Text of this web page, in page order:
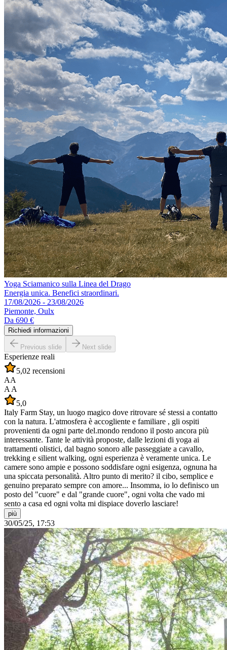
Yoga Sciamanico sulla Linea del Drago
Energia unica. Benefici straordinari.
17/08/2026 - 23/08/2026
Piemonte, Oulx
Da 690 €
Richiedi informazioni
Previous slide Next slide
Esperienze reali
5,02 recensioni
AA
A A
5,0
Italy Farm Stay, un luogo magico dove ritrovare sé stessi a contatto
con la natura. L'atmosfera è accogliente e familiare , gli ospiti
provenienti da ogni parte del.mondo rendono il posto ancora più
interessante. Tante le attività proposte, dalle lezioni di yoga ai
trattamenti olistici, dal bagno sonoro alle passeggiate a cavallo,
trekking e silient walking, ogni esperienza è veramente unica. Le
camere sono ampie e possono soddisfare ogni esigenza, ognuna ha
una spiccata personalità. Altro punto di merito? il cibo, semplice e
genuino preparato sempre con amore... Insomma, io lo definisco un
posto del "cuore" e dal "grande cuore", ogni volta che vado mi
sento a casa ed ogni volta mi dispiace doverlo lasciare!
più
30/05/25, 17:53